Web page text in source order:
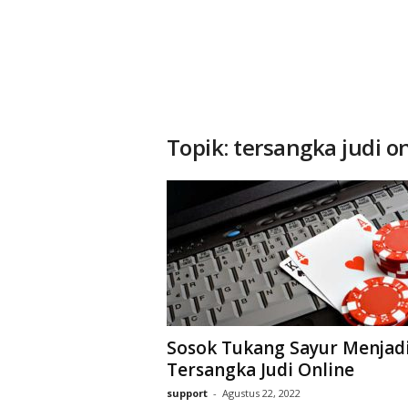
Topik: tersangka judi
Sosok Tukang Sayur
Tersangka Judi Online
support - Agustus 22, 2022